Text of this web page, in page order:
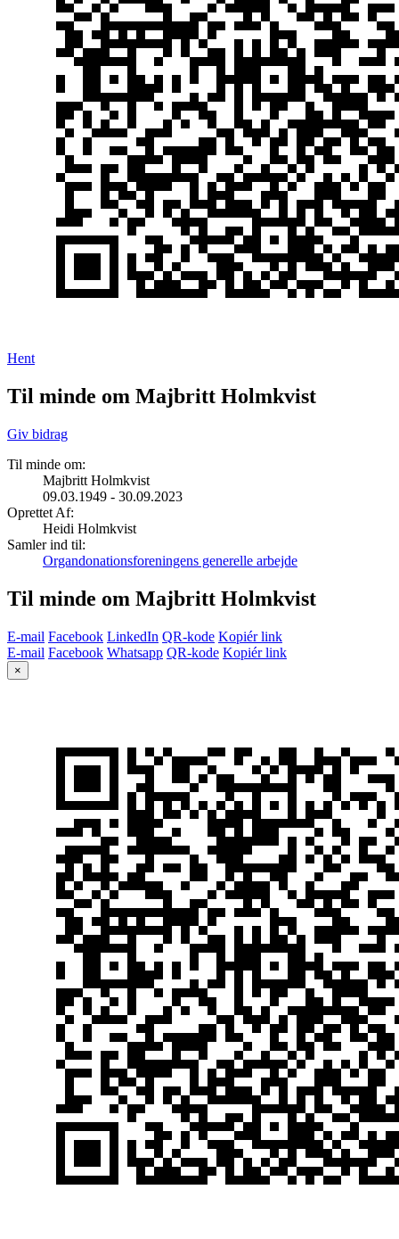
Hent
Til minde om Majbritt Holmkvist
Giv bidrag
Til minde om:
Majbritt Holmkvist
09.03.1949 - 30.09.2023
Oprettet Af:
Heidi Holmkvist
Samler ind til:
Organdonationsforeningens generelle arbejde
Til minde om Majbritt Holmkvist
E-mail Facebook LinkedIn QR-kode Kopiér link
E-mail Facebook Whatsapp QR-kode Kopiér link
×